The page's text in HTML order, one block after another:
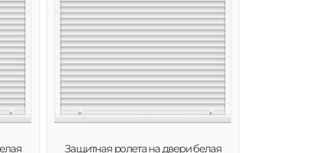
Защитная ролета на двери белая